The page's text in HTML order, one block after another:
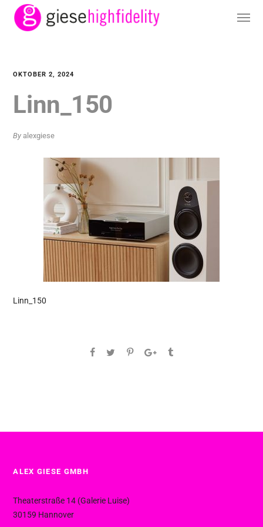
OKTOBER 2, 2024
Linn_150
Byalexgiese
Linn_150
ALEX GIESE GMBH
Theaterstraße 14 (Galerie Luise)
30159 Hannover